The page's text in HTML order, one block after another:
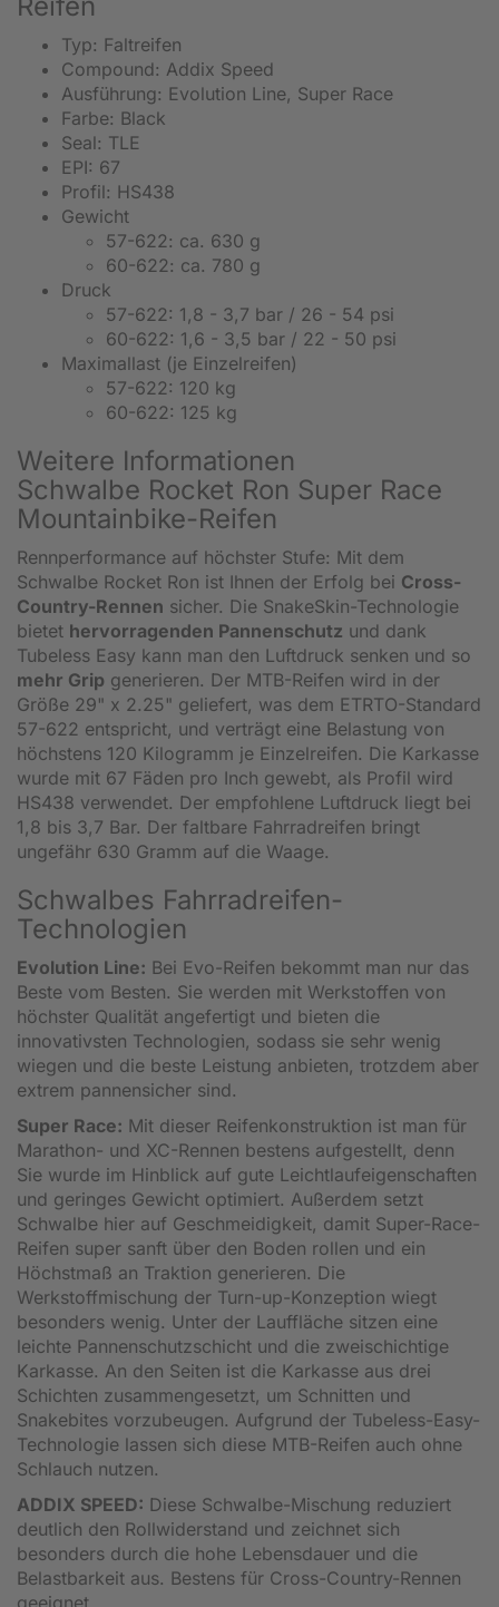
Typ: Faltreifen
Compound: Addix Speed
Ausführung: Evolution Line, Super Race
Farbe: Black
Seal: TLE
EPI: 67
Profil: HS438
Gewicht
57-622: ca. 630 g
60-622: ca. 780 g
Druck
57-622: 1,8 - 3,7 bar / 26 - 54 psi
60-622: 1,6 - 3,5 bar / 22 - 50 psi
Maximallast (je Einzelreifen)
57-622: 120 kg
60-622: 125 kg
Weitere Informationen
Schwalbe Rocket Ron Super Race
Mountainbike-Reifen
Rennperformance auf höchster Stufe: Mit dem
Schwalbe Rocket Ron ist Ihnen der Erfolg bei Cross-
Country-Rennen sicher. Die SnakeSkin-Technologie
bietet hervorragenden Pannenschutz und dank
Tubeless Easy kann man den Luftdruck senken und so
mehr Grip generieren. Der MTB-Reifen wird in der
Größe 29" x 2.25" geliefert, was dem ETRTO-Standard
57-622 entspricht, und verträgt eine Belastung von
höchstens 120 Kilogramm je Einzelreifen. Die Karkasse
wurde mit 67 Fäden pro Inch gewebt, als Profil wird
HS438 verwendet. Der empfohlene Luftdruck liegt bei
1,8 bis 3,7 Bar. Der faltbare Fahrradreifen bringt
ungefähr 630 Gramm auf die Waage.
Schwalbes Fahrradreifen-
Technologien
Evolution Line: Bei Evo-Reifen bekommt man nur das
Beste vom Besten. Sie werden mit Werkstoffen von
höchster Qualität angefertigt und bieten die
innovativsten Technologien, sodass sie sehr wenig
wiegen und die beste Leistung anbieten, trotzdem aber
extrem pannensicher sind.
Super Race: Mit dieser Reifenkonstruktion ist man für
Marathon- und XC-Rennen bestens aufgestellt, denn
Sie wurde im Hinblick auf gute Leichtlaufeigenschaften
und geringes Gewicht optimiert. Außerdem setzt
Schwalbe hier auf Geschmeidigkeit, damit Super-Race-
Reifen super sanft über den Boden rollen und ein
Höchstmaß an Traktion generieren. Die
Werkstoffmischung der Turn-up-Konzeption wiegt
besonders wenig. Unter der Lauffläche sitzen eine
leichte Pannenschutzschicht und die zweischichtige
Karkasse. An den Seiten ist die Karkasse aus drei
Schichten zusammengesetzt, um Schnitten und
Snakebites vorzubeugen. Aufgrund der Tubeless-Easy-
Technologie lassen sich diese MTB-Reifen auch ohne
Schlauch nutzen.
ADDIX SPEED: Diese Schwalbe-Mischung reduziert
deutlich den Rollwiderstand und zeichnet sich
besonders durch die hohe Lebensdauer und die
Belastbarkeit aus. Bestens für Cross-Country-Rennen
geeignet.